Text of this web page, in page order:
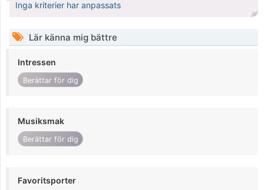
Inga kriterier har anpassats
Lär känna mig bättre
Intressen
Berättar för dig
Musiksmak
Berättar för dig
Favoritsporter